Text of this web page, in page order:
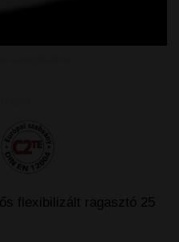
flexibilizált ragasztó 25